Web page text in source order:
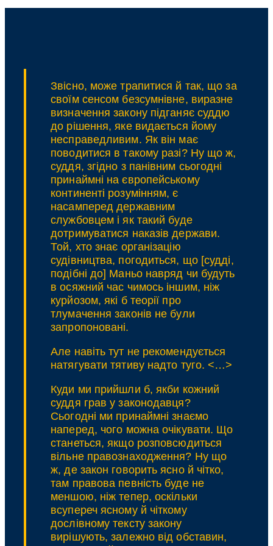
Києво-
Могилянській
Звісно, може трапитися й так, що за
своїм сенсом безсумнівне, виразне
визначення закону підганяє суддю
до рішення, яке видається йому
несправедливим. Як він має
поводитися в такому разі? Ну що ж,
суддя, згідно з панівним сьогодні
принаймні на європейському
континенті розумінням, є
насамперед державним
службовцем і як такий буде
дотримуватися наказів держави.
Той, хто знає організацію
судівництва, погодиться, що [судді,
подібні до] Маньонавряд чи будуть
в осяжний час чимось іншим, ніж
курйозом, які б теорії про
тлумачення законів не були
запропоновані.
Але навіть тут не рекомендується
натягувати тятиву надто туго. <…>
Куди ми прийшли б, якби кожний
суддя грав у законодавця?
Сьогодні ми принаймні знаємо
наперед, чого можна очікувати. Що
станеться, якщо розповсюдиться
вільне правознаходження? Ну що
ж, де закон говорить ясно й чітко,
там правова певність буде не
меншою, ніж тепер, оскільки
всупереч ясному й чіткому
дослівному тексту закону
вирішують, залежно від обставин,